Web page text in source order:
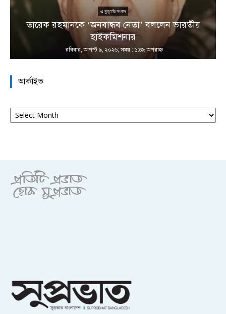
এ মুহূর্তের সংবাদ
তারেক রহমানকে ‘জনবান্ধব নেতা’ বললেন ভারতীয়
হাইকমিশনার
রবিবার, আগস্ট ৯, ২০২৬; সময় : ১:৪৯ অপরাহ্ণ
আর্কাইভ
আর্কাইভ